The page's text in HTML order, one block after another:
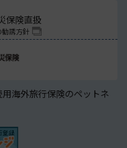
保険直扱
勧誘方針
海外旅行保険のペットネ